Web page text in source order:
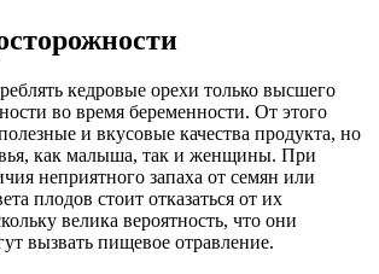
кедровые орехи только высшего
во время беременности. От этого
и вкусовые качества продукта, но
как малыша, так и женщины. При
неприятного запаха от семян или
плодов стоит отказаться от их
велика вероятность, что они
вызвать пищевое отравление.